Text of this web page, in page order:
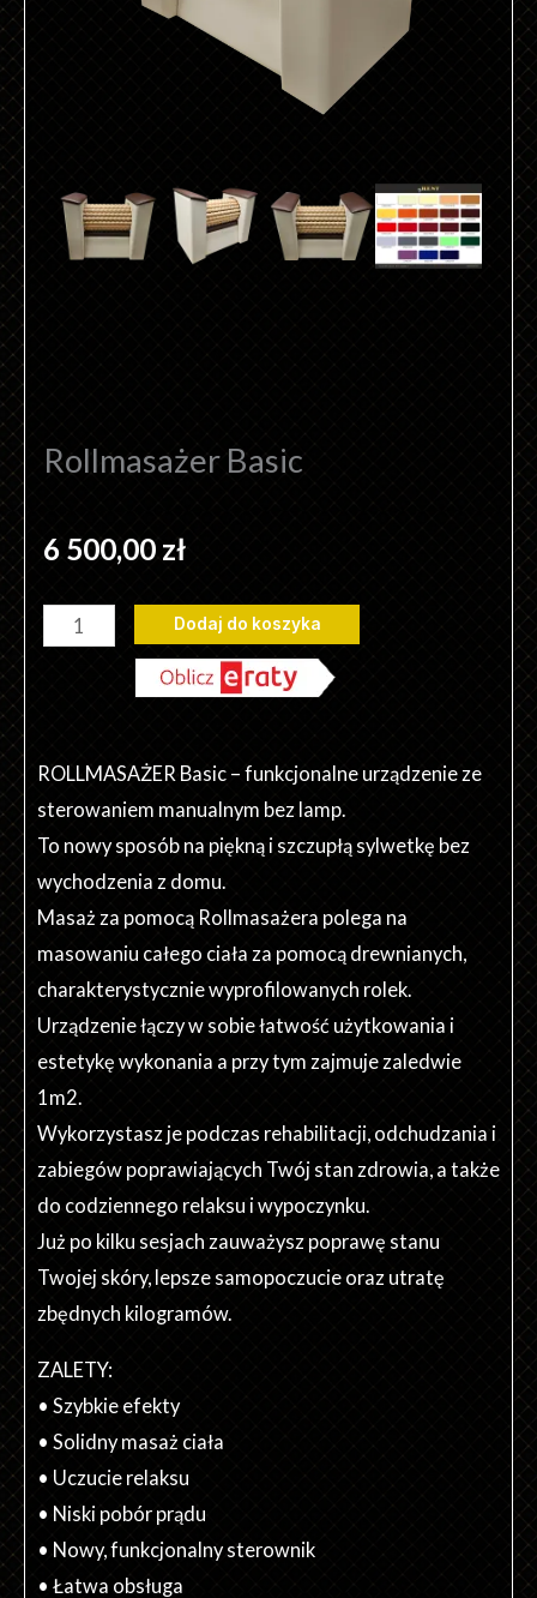
Rollmasażer Basic
6 500,00 zł
ilość
Rollmasażer
Dodaj do koszyka
ROLLMASAŻER Basic – funkcjonalne urządzenie ze
sterowaniem manualnym bez lamp.
To nowy sposób na piękną i szczupłą sylwetkę bez
wychodzenia z domu.
Masaż za pomocą Rollmasażera polega na
masowaniu całego ciała za pomocą drewnianych,
charakterystycznie wyprofilowanych rolek.
Urządzenie łączy w sobie łatwość użytkowania i
estetykę wykonania a przy tym zajmuje zaledwie
1m2.
Wykorzystasz je podczas rehabilitacji, odchudzania i
zabiegów poprawiających Twój stan zdrowia, a także
do codziennego relaksu i wypoczynku.
Już po kilku sesjach zauważysz poprawę stanu
Twojej skóry, lepsze samopoczucie oraz utratę
zbędnych kilogramów.
ZALETY:
• Szybkie efekty
• Solidny masaż ciała
• Uczucie relaksu
• Niski pobór prądu
• Nowy, funkcjonalny sterownik
• Łatwa obsługa